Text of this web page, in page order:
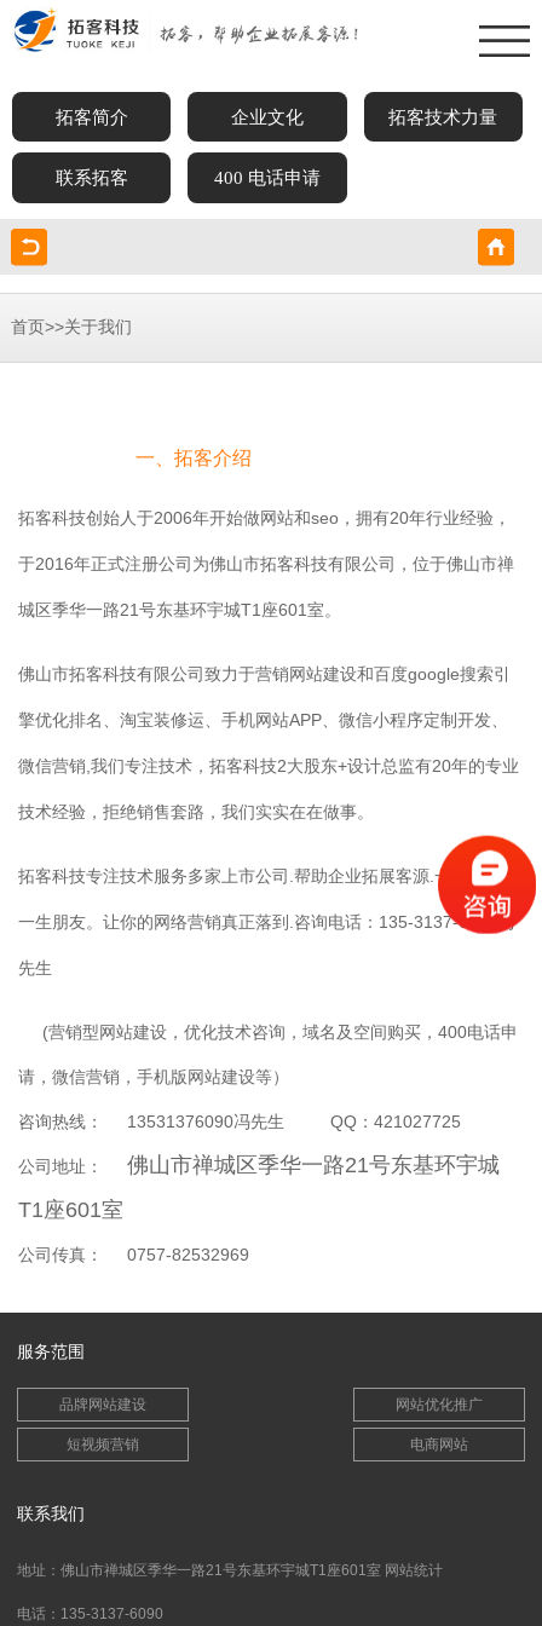
拓客简介 企业文化 拓客技术力量
联系拓客 400 电话申请
首页>>关于我们
一、拓客介绍
拓客科技创始人于2006年开始做网站和seo，拥有20年行业经验，
于2016年正式注册公司为佛山市拓客科技有限公司，位于佛山市禅
城区季华一路21号东基环宇城T1座601室。
佛山市拓客科技有限公司致力于营销网站建设和百度google搜索引
擎优化排名、淘宝装修运、手机网站APP、微信小程序定制开发、
微信营销,我们专注技术，拓客科技2大股东+设计总监有20年的专业
技术经验，拒绝销售套路，我们实实在在做事。
拓客科技专注技术服务多家上市公司.帮助企业拓展客源.一次合作，
一生朋友。让你的网络营销真正落到.咨询电话：135-3137-6090冯
先生
(营销型网站建设，优化技术咨询，域名及空间购买，400电话申
请，微信营销，手机版网站建设等）
咨询热线： 13531376090冯先生 QQ：421027725
公司地址： 佛山市禅城区季华一路21号东基环宇城
T1座601室
公司传真： 0757-82532969
服务范围
品牌网站建设 网站优化推广
短视频营销 电商网站
联系我们
地址：佛山市禅城区季华一路21号东基环宇城T1座601室 网站统计
电话：135-3137-6090